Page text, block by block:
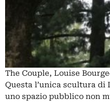
The Couple, Louise
Questa l’unica scultura di
uno spazio pubblico non